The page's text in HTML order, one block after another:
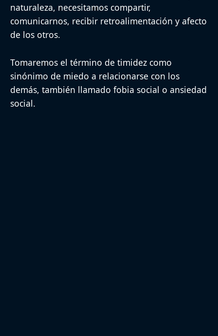
naturaleza, necesitamos compartir,
comunicarnos, recibir retroalimentación y afecto
de los otros.
Tomaremos el término de timidez como
sinónimo de miedo a relacionarse con los
demás, también llamado fobia social o ansiedad
social.